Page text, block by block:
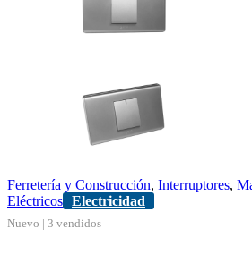
Ferretería y Construcción, Interruptores,
Eléctricos Electricidad
Nuevo | 3 vendidos